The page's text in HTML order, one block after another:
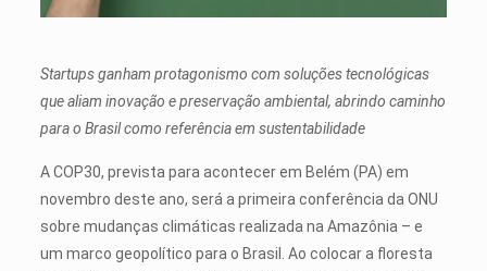
Startups ganham protagonismo com soluções tecnológicas
que aliam inovação e preservação ambiental, abrindo caminho
para o Brasil como referência em sustentabilidade
A COP30, prevista para acontecer em Belém (PA) em
novembro deste ano, será a primeira conferência da ONU
sobre mudanças climáticas realizada na Amazônia – e
um marco geopolítico para o Brasil. Ao colocar a floresta